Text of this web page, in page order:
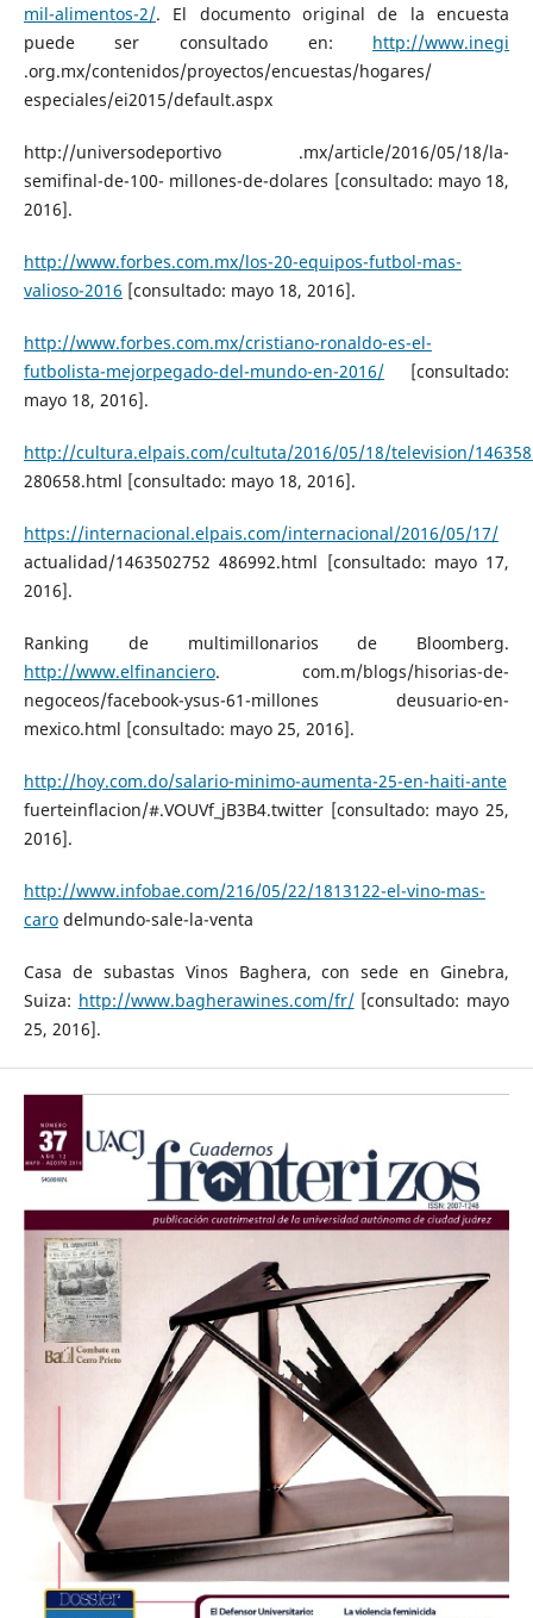
mil-alimentos-2/. El documento original de la encuesta
puede ser consultado en: http://www.inegi
.org.mx/contenidos/proyectos/encuestas/hogares/
especiales/ei2015/default.aspx
http://universodeportivo .mx/article/2016/05/18/la-
semifinal-de-100- millones-de-dolares [consultado: mayo 18,
2016].
http://www.forbes.com.mx/los-20-equipos-futbol-mas-
valioso-2016 [consultado: mayo 18, 2016].
http://www.forbes.com.mx/cristiano-ronaldo-es-el-
futbolista-mejorpegado-del-mundo-en-2016/[consultado:
mayo 18, 2016].
http://cultura.elpais.com/cultuta/2016/05/18/television/
280658.html [consultado: mayo 18, 2016].
https://internacional.elpais.com/internacional/2016/05/17/
actualidad/1463502752 486992.html [consultado: mayo 17,
2016].
Ranking de multimillonarios de Bloomberg.
http://www.elfinanciero. com.m/blogs/hisorias-de-
negoceos/facebook-ysus-61-millones deusuario-en-
mexico.html [consultado: mayo 25, 2016].
http://hoy.com.do/salario-minimo-aumenta-25-en-haiti-ante
fuerteinflacion/#.VOUVf_jB3B4.twitter [consultado: mayo 25,
2016].
http://www.infobae.com/216/05/22/1813122-el-vino-mas-
carodelmundo-sale-la-venta
Casa de subastas Vinos Baghera, con sede en Ginebra,
Suiza: http://www.bagherawines.com/fr/[consultado: mayo
25, 2016].